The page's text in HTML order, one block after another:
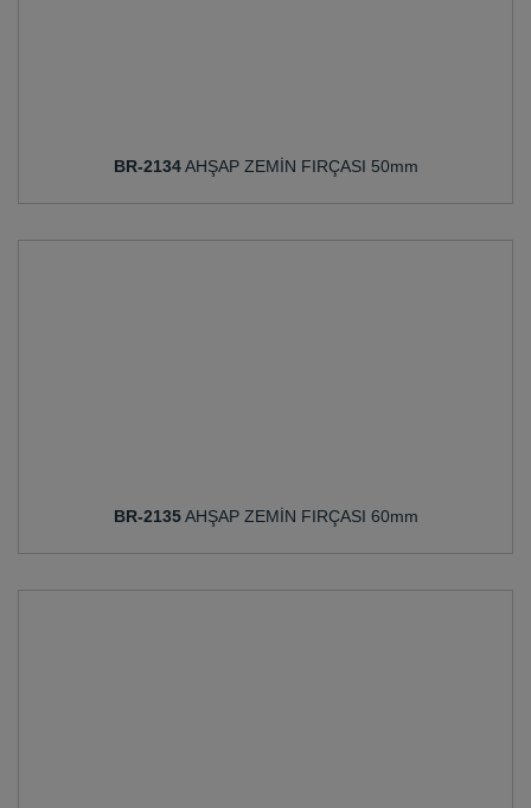
BR-2134AHŞAP ZEMİN FIRÇASI 50mm
BR-2135AHŞAP ZEMİN FIRÇASI 60mm